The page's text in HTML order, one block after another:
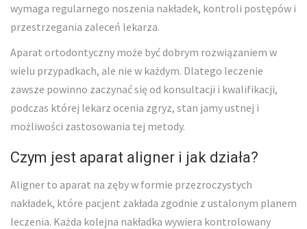
wymaga regularnego noszenia nakładek, kontroli postępów i
przestrzegania zaleceń lekarza.
Aparat ortodontyczny może być dobrym rozwiązaniem w
wielu przypadkach, ale nie w każdym. Dlatego leczenie
zawsze powinno zaczynać się od konsultacji i kwalifikacji,
podczas której lekarz ocenia zgryz, stan jamy ustnej i
możliwości zastosowania tej metody.
Czym jest aparat aligner i jak działa?
Aligner to aparat na zęby w formie przezroczystych
nakładek, które pacjent zakłada zgodnie z ustalonym planem
leczenia. Każda kolejna nakładka wywiera kontrolowany